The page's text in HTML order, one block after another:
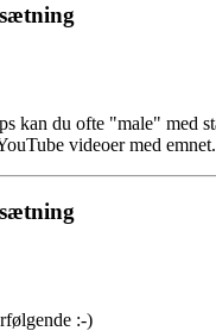
kan du ofte "male" med
videoer med emnet.
:-)